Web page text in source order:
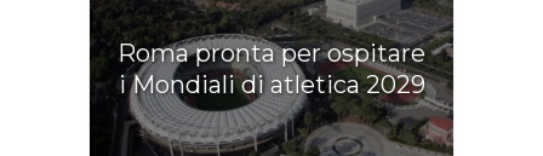
Roma pronta per ospitare
i Mondiali di atletica 2029